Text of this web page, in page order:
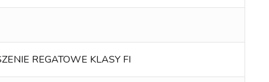
REGATOWE KLASY FI